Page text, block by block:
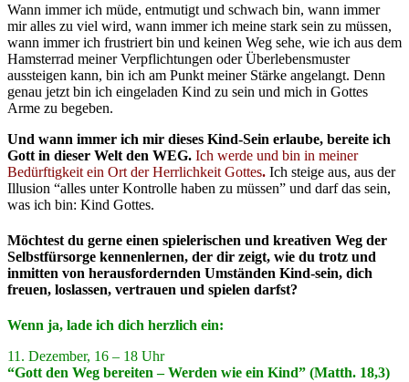
Wann immer ich müde, entmutigt und schwach bin, wann immer
mir alles zu viel wird, wann immer ich meine stark sein zu müssen,
wann immer ich frustriert bin und keinen Weg sehe, wie ich aus dem
Hamsterrad meiner Verpflichtungen oder Überlebensmuster
aussteigen kann, bin ich am Punkt meiner Stärke angelangt. Denn
genau jetzt bin ich eingeladen Kind zu sein und mich in Gottes
Arme zu begeben.
Und wann immer ich mir dieses Kind-Sein erlaube, bereite ich
Gott in dieser Welt den WEG. Ich werde und bin in meiner
Bedürftigkeit ein Ort der Herrlichkeit Gottes. Ich steige aus, aus der
Illusion “alles unter Kontrolle haben zu müssen” und darf das sein,
was ich bin: Kind Gottes.
Möchtest du gerne einen spielerischen und kreativen Weg der
Selbstfürsorge kennenlernen, der dir zeigt, wie du trotz und
inmitten von herausfordernden Umständen Kind-sein, dich
freuen, loslassen, vertrauen und spielen darfst?
Wenn ja, lade ich dich herzlich ein:
11. Dezember, 16 – 18 Uhr
“Gott den Weg bereiten – Werden wie ein Kind” (Matth. 18,3)